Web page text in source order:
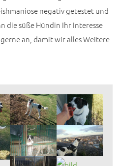
negativ getestet und
die süße Hündin Ihr Interesse
an, damit wir alles Weitere